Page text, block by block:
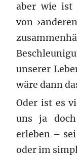
aber wie ist
von
unserer
wäre dann
Oder ist es
uns ja
erleben –
oder im